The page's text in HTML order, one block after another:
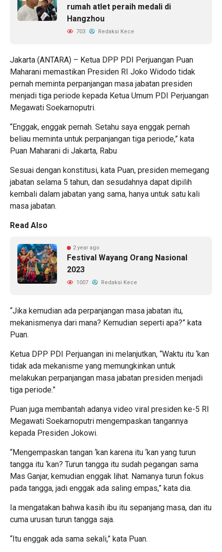
rumah atlet peraih medali di
Hangzhou
703 Redaksi Kece
Jakarta (ANTARA) – Ketua DPP PDI Perjuangan Puan
Maharani memastikan Presiden RI Joko Widodo tidak
pernah meminta perpanjangan masa jabatan presiden
menjadi tiga periode kepada Ketua Umum PDI Perjuangan
Megawati Soekarnoputri.
“Enggak, enggak pernah. Setahu saya enggak pernah
beliau meminta untuk perpanjangan tiga periode,” kata
Puan Maharani di Jakarta, Rabu
Sesuai dengan konstitusi, kata Puan, presiden memegang
jabatan selama 5 tahun, dan sesudahnya dapat dipilih
kembali dalam jabatan yang sama, hanya untuk satu kali
masa jabatan.
Read Also
2 year ago
Festival Wayang Orang Nasional
2023
1007 Redaksi Kece
“Jika kemudian ada perpanjangan masa jabatan itu,
mekanismenya dari mana? Kemudian seperti apa?” kata
Puan.
Ketua DPP PDI Perjuangan ini melanjutkan, “Waktu itu ‘kan
tidak ada mekanisme yang memungkinkan untuk
melakukan perpanjangan masa jabatan presiden menjadi
tiga periode.”
Puan juga membantah adanya video viral presiden ke-5 RI
Megawati Soekarnoputri mengempaskan tangannya
kepada Presiden Jokowi.
“Mengempaskan tangan ‘kan karena itu ‘kan yang turun
tangga itu ‘kan? Turun tangga itu sudah pegangan sama
Mas Ganjar, kemudian enggak lihat. Namanya turun fokus
pada tangga, jadi enggak ada saling empas,” kata dia.
Ia mengatakan bahwa kasih ibu itu sepanjang masa, dan itu
cuma urusan turun tangga saja.
“Itu enggak ada sama sekali,” kata Puan.